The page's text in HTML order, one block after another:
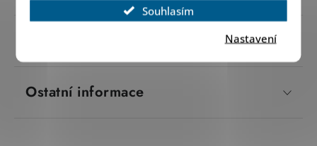
Souhlasím
Nastavení
Otevírací doba výdejny
Obchodní podmínky
Ostatní informace